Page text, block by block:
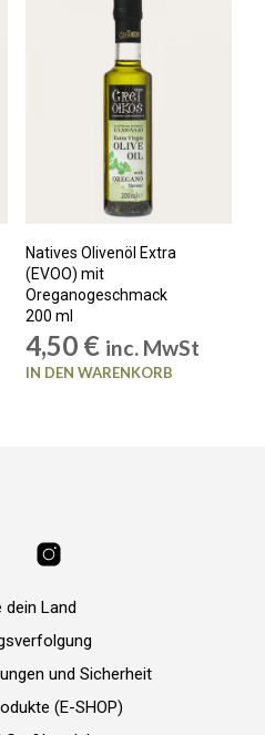
Natives Olivenöl Extra
(EVOO) mit
Oreganogeschmack
200 ml
4,50 € inc. MwSt
IN DEN WARENKORB
dein Land
und Sicherheit
(E-SHOP)